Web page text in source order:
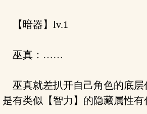
【暗器】lv.1
巫真：……
巫真就差扒开自己角色的底层
是有类似【智力】的隐藏属性有